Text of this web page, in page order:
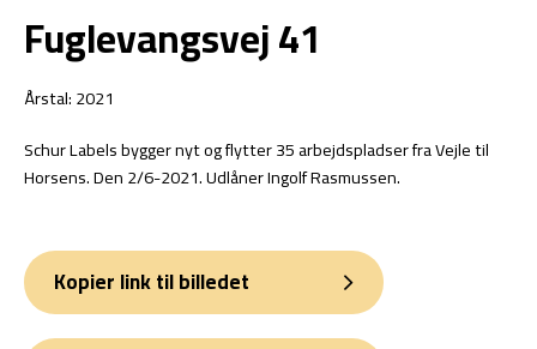
Fuglevangsvej 41
Årstal: 2021
Schur Labels bygger nyt og flytter 35 arbejdspladser fra Vejle til
Horsens. Den 2/6-2021. Udlåner Ingolf Rasmussen.
Kopier link til billedet